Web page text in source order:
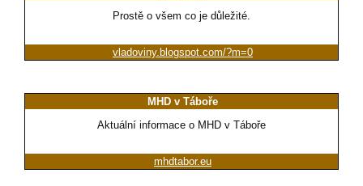
Prostě o všem co je důležité.
vladoviny.blogspot.com/?m=0
MHD v Táboře
Aktuální informace o MHD v Táboře
mhdtabor.eu